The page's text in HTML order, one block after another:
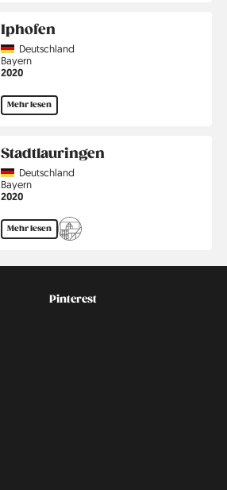
Iphofen
CountryDeutschland
Region
Bayern
Jahr
2020
Mehr lesen
Stadtlauringen
CountryDeutschland
Region
Bayern
Jahr
2020
Mehr lesen
Social
Pinterest